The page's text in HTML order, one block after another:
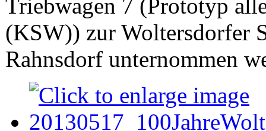
Triebwagen 7 (Prototyp
(KSW)) zur Woltersdorfer
Rahnsdorf unternommen